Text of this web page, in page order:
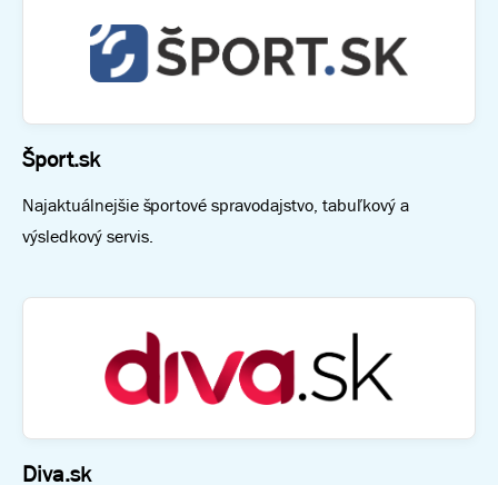
Šport.sk
Najaktuálnejšie športové spravodajstvo, tabuľkový a
výsledkový servis.
Diva.sk